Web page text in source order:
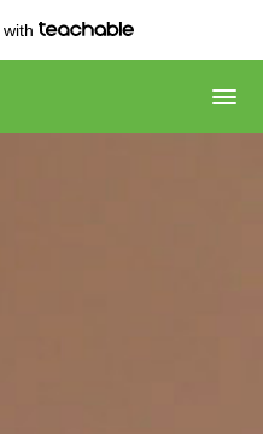
with